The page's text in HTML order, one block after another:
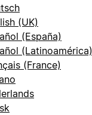
(UK)
(España)
(Latinoamérica)
(France)